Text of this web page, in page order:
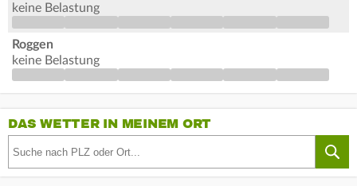
keine Belastung
Roggen
keine Belastung
DAS WETTER IN MEINEM ORT